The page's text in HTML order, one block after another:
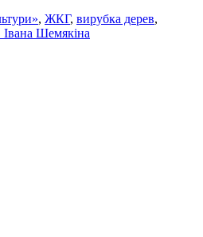
, ЖКГ, вирубка дерев,
Шемякіна